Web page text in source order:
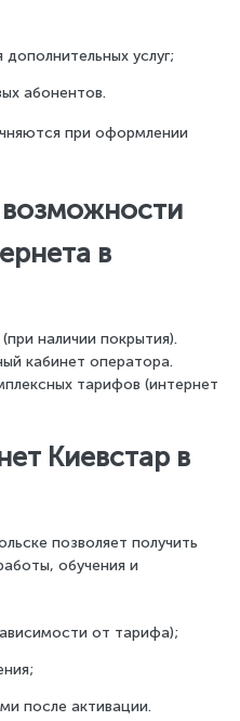
услуг;
абонентов.
при оформлении
в
наличии покрытия).
кабинет оператора.
тарифов (интернет
Киевстар в
позволяет получить
обучения и
от тарифа);
после активации.